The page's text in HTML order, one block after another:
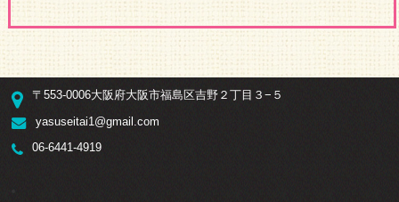
〒553-0006大阪府大阪市福島区吉野２丁目３−５
yasuseitai1@gmail.com
06-6441-4919